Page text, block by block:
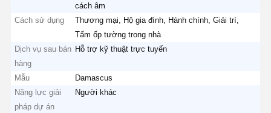
cách âm
Cách sử dụng
Thương mại, Hộ gia đình, Hành chính, Giải trí,
Tấm ốp tường trong nhà
Dịch vụ sau bán
hàng
Hỗ trợ kỹ thuật trực tuyến
Mẫu
Damascus
Năng lực giải
pháp dự án
Người khác